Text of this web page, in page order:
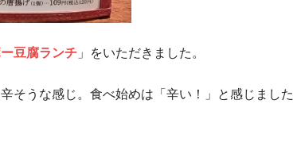
豆腐ランチ 」をいただきました。
そうな感じ。食べ始めは「辛い！」と感じました